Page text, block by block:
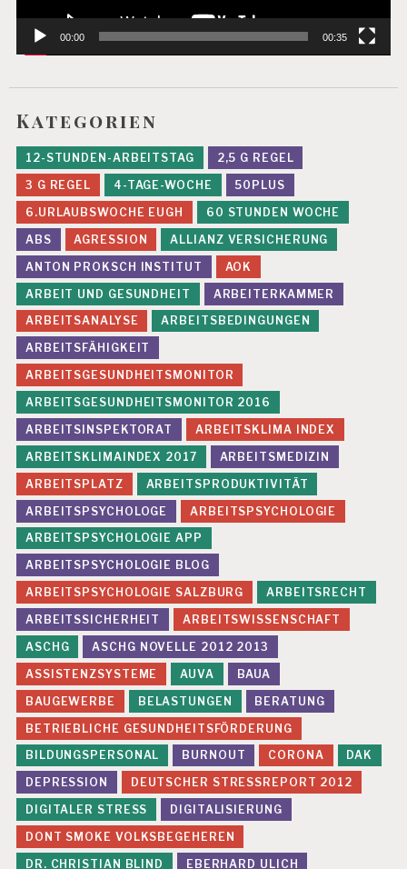
00:00 00:35
Kategorien
12-STUNDEN-ARBEITSTAG
2,5 G REGEL
3 G REGEL
4-TAGE-WOCHE
50PLUS
6.URLAUBSWOCHE EUGH
60 STUNDEN WOCHE
ABS
AGRESSION
ALLIANZ VERSICHERUNG
ANTON PROKSCH INSTITUT
AOK
ARBEIT UND GESUNDHEIT
ARBEITERKAMMER
ARBEITSANALYSE
ARBEITSBEDINGUNGEN
ARBEITSFÄHIGKEIT
ARBEITSGESUNDHEITSMONITOR
ARBEITSGESUNDHEITSMONITOR 2016
ARBEITSINSPEKTORAT
ARBEITSKLIMA INDEX
ARBEITSKLIMAINDEX 2017
ARBEITSMEDIZIN
ARBEITSPLATZ
ARBEITSPRODUKTIVITÄT
ARBEITSPSYCHOLOGE
ARBEITSPSYCHOLOGIE
ARBEITSPSYCHOLOGIE APP
ARBEITSPSYCHOLOGIE BLOG
ARBEITSPSYCHOLOGIE SALZBURG
ARBEITSRECHT
ARBEITSSICHERHEIT
ARBEITSWISSENSCHAFT
ASCHG
ASCHG NOVELLE 2012 2013
ASSISTENZSYSTEME
AUVA
BAUA
BAUGEWERBE
BELASTUNGEN
BERATUNG
BETRIEBLICHE GESUNDHEITSFÖRDERUNG
BILDUNGSPERSONAL
BURNOUT CORONA
DAK
DEPRESSION
DEUTSCHER STRESSREPORT 2012
DIGITALER STRESS
DIGITALISIERUNG
DONT SMOKE VOLKSBEGEHEREN
DR. CHRISTIAN BLIND
EBERHARD ULICH